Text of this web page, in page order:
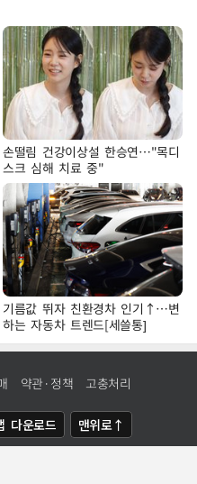
손떨림 건강이상설 한승연…"목디
스크 심해 치료 중"
기름값 뛰자 친환경차 인기↑…변
하는 자동차 트렌드[세쓸통]
약관·정책 고충처리
다운로드 맨위로↑